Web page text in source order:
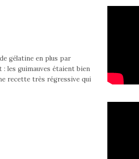
gélatine en plus par
les guimauves étaient bien
recette très régressive qui